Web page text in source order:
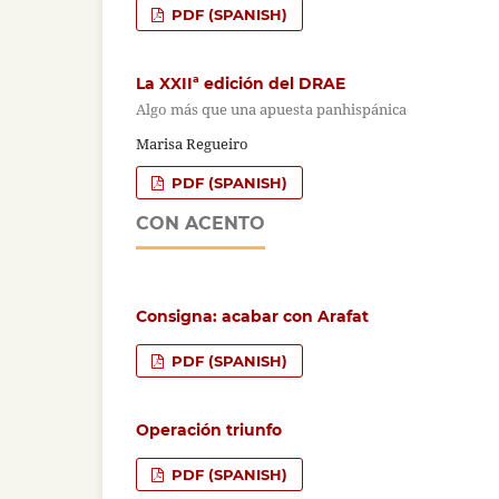
PDF (SPANISH)
La XXIIª edición del DRAE
Algo más que una apuesta panhispánica
Marisa Regueiro
PDF (SPANISH)
CON ACENTO
Consigna: acabar con Arafat
PDF (SPANISH)
Operación triunfo
PDF (SPANISH)